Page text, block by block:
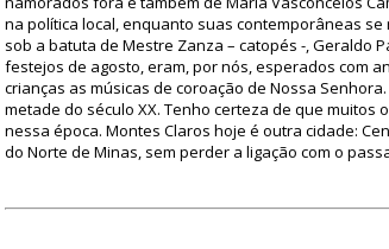
na política local, enquanto suas contemporâneas
sob a batuta de Mestre Zanza – catopés -, Geraldo
festejos de agosto, eram, por nós, esperados com
crianças as músicas de coroação de Nossa
metade do século XX. Tenho certeza de que
nessa época. Montes Claros hoje é outra cidade:
do Norte de Minas, sem perder a ligação com o